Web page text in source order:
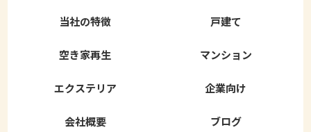
当社の特徴 戸建て
空き家再生 マンション
エクステリア 企業向け
会社概要 ブログ